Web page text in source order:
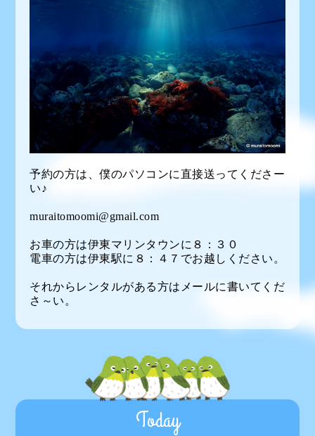
予約の方は、僕のパソコンに直接送ってくださー
い♪
muraitomoomi@gmail.com
お車の方は伊東マリンタウンに８：３０
電車の方は伊東駅に８：４７でお越しください。
それからレンタルがある方はメールに書いてくだ
さ～い。
Today